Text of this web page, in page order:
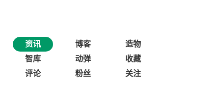
资讯 博客
造物
智库
动弹
收藏
评论
粉丝 关注